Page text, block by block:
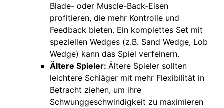
Blade- oder Muscle-Back-Eisen
profitieren, die mehr Kontrolle und
Feedback bieten. Ein komplettes Set mit
speziellen Wedges (z.B. Sand Wedge, Lob
Wedge) kann das Spiel verfeinern.
Ältere Spieler: Ältere Spieler sollten
leichtere Schläger mit mehr Flexibilität in
Betracht ziehen, um ihre
Schwunggeschwindigkeit zu maximieren